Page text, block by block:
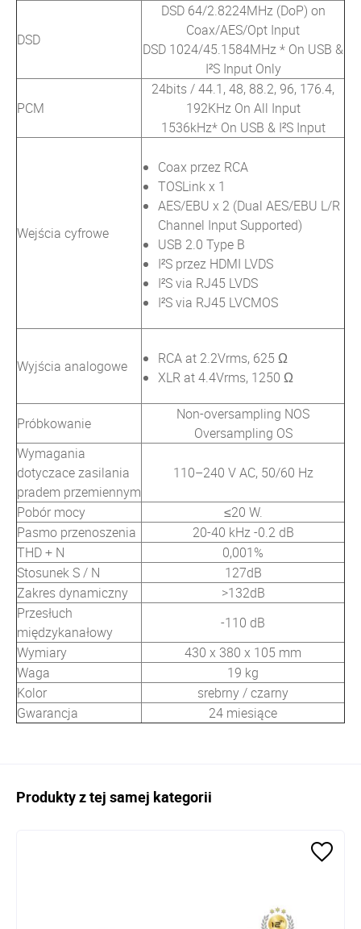
DSD
DSD 64/2.8224MHz (DoP) on
Coax/AES/Opt Input
DSD 1024/45.1584MHz * On USB &
I²S Input Only
PCM
24bits / 44.1, 48, 88.2, 96, 176.4,
192KHz On All Input
1536kHz* On USB & I²S Input
Wejścia cyfrowe
Coax przez RCA
TOSLink x 1
AES/EBU x 2 (Dual AES/EBU L/R
Channel Input Supported)
USB 2.0 Type B
I²S przez HDMI LVDS
I²S via RJ45 LVDS
I²S via RJ45 LVCMOS
Wyjścia analogowe
RCA at 2.2Vrms, 625 Ω
XLR at 4.4Vrms, 1250 Ω
Próbkowanie
Non-oversampling NOS
Oversampling OS
Wymagania
dotyczace zasilania
pradem przemiennym
110–240 V AC, 50/60 Hz
Pobór mocy
≤20 W.
Pasmo przenoszenia
20-40 kHz -0.2 dB
THD + N
0,001%
Stosunek S / N
127dB
Zakres dynamiczny
>132dB
Przesłuch
międzykanałowy
-110 dB
Wymiary
430 x 380 x 105 mm
Waga
19 kg
Kolor
srebrny / czarny
Gwarancja
24 miesiące
Produkty z tej samej kategorii